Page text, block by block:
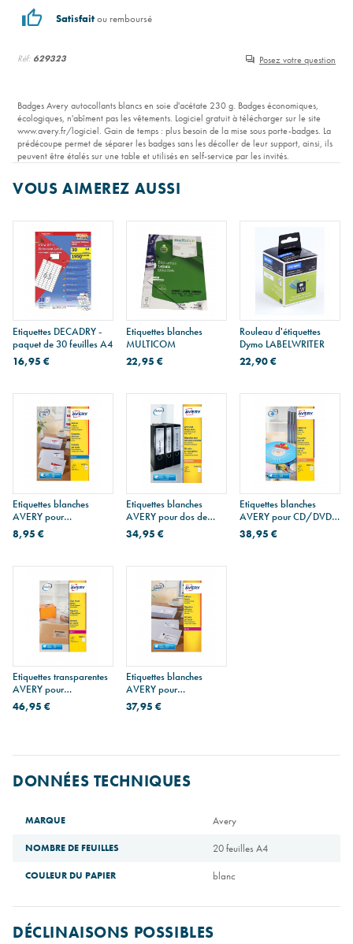
Réf: 629323 Posez votre question
Badges Avery autocollants blancs en soie d'acétate 230 g. Badges économiques,
écologiques, n'abîment pas les vêtements. Logiciel gratuit à télécharger sur le site
www.avery.fr/logiciel. Gain de temps : plus besoin de la mise sous porte-badges. La
prédécoupe permet de séparer les badges sans les décoller de leur support, ainsi, ils
peuvent être étalés sur une table et utilisés en self-service par les invités.
Satisfaitou remboursé
VOUS AIMEREZ AUSSI
Etiquettes DECADRY -
paquet de 30 feuilles A4
16,95 €
Etiquettes blanches
MULTICOM
22,95 €
Rouleau d'étiquettes
Dymo LABELWRITER
22,90 €
Etiquettes blanches
AVERY pour
imprimantes jet d'encre
8,95 €
Etiquettes blanches
AVERY pour dos de
classeurs
34,95 €
Etiquettes blanches
AVERY pour CD/DVD
L7676-25 - paquet de
25 feuilles A4
38,95 €
Etiquettes transparentes
AVERY pour
imprimantes laser - 210 x
297 mm - 1
46,95 €
Etiquettes blanches
AVERY pour
imprimantes laser
37,95 €
DONNÉES TECHNIQUES
MARQUE Avery
NOMBRE DE FEUILLES 20 feuilles A4
COULEUR DU PAPIER blanc
DÉCLINAISONS POSSIBLES